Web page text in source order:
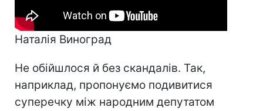
Наталія Виноград
Не обійшлося й без скандалів. Так,
наприклад, пропонуємо подивитися
суперечку між народним депутатом